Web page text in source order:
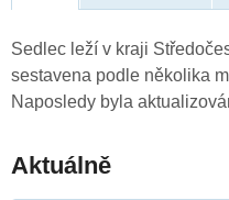
Sedlec leží v kraji
sestavena podle několika
Naposledy byla
Aktuálně